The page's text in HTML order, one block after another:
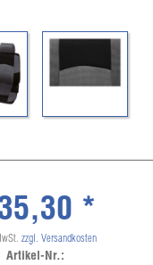
*
zzgl. Versandkosten
Artikel-Nr.: